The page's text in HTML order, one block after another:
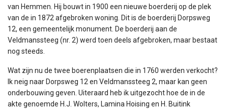
van Hemmen. Hij bouwt in 1900 een nieuwe boerderij op de plek
van de in 1872 afgebroken woning. Dit is de boerderij Dorpsweg
12, een gemeentelijk monument. De boerderij aan de
Veldmanssteeg (nr. 2) werd toen deels afgebroken, maar bestaat
nog steeds.
Wat zijn nu de twee boerenplaatsen die in 1760 werden verkocht?
Ik neig naar Dorpsweg 12 en Veldmanssteeg 2, maar kan geen
onderbouwing geven. Uiteraard heb ik uitgezocht hoe de in de
akte genoemde H.J. Wolters, Lamina Hoising en H. Buitink